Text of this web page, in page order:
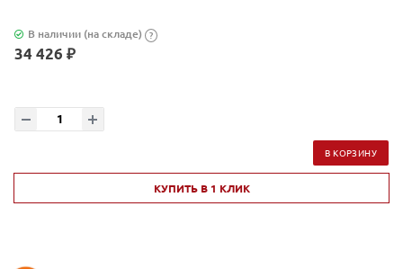
В наличии (на складе) ?
34 426 ₽
В КОРЗИНУ
КУПИТЬ В 1 КЛИК